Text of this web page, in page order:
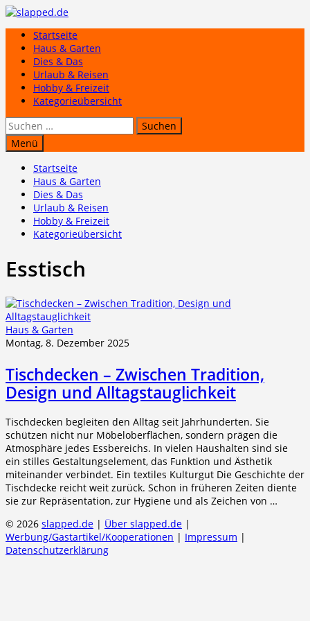
Zum
springenStartseite
Haus & Garten
Dies & Das
Urlaub & Reisen
Hobby & Freizeit
Kategorieübersicht
Suchen
nach:
Menü
Startseite
Haus & Garten
Dies & Das
Urlaub & Reisen
Hobby & Freizeit
Kategorieübersicht
Esstisch
Haus & Garten
Montag, 8. Dezember 2025
Tischdecken – Zwischen Tradition,
Design und Alltagstauglichkeit
Tischdecken begleiten den Alltag seit Jahrhunderten. Sie
schützen nicht nur Möbeloberflächen, sondern prägen die
Atmosphäre jedes Essbereichs. In vielen Haushalten sind sie
ein stilles Gestaltungselement, das Funktion und Ästhetik
miteinander verbindet. Ein textiles Kulturgut Die Geschichte der
Tischdecke reicht weit zurück. Schon in früheren Zeiten diente
sie zur Repräsentation, zur Hygiene und als Zeichen von …
© 2026 slapped.de | Über slapped.de |
Werbung/Gastartikel/Kooperationen | Impressum |
Datenschutzerklärung